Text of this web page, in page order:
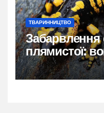
ТВАРИННИЦТВО
плямистої:
чорному тлі